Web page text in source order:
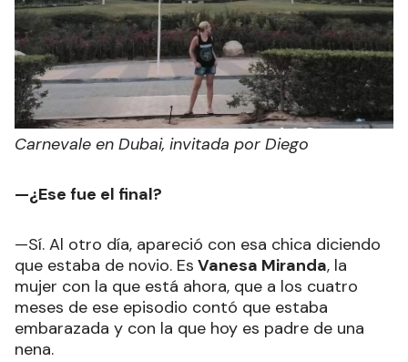
Carnevale en Dubai, invitada por Diego
—¿Ese fue el final?
—Sí. Al otro día, apareció con esa chica diciendo
que estaba de novio. Es Vanesa Miranda, la
mujer con la que está ahora, que a los cuatro
meses de ese episodio contó que estaba
embarazada y con la que hoy es padre de una
nena.